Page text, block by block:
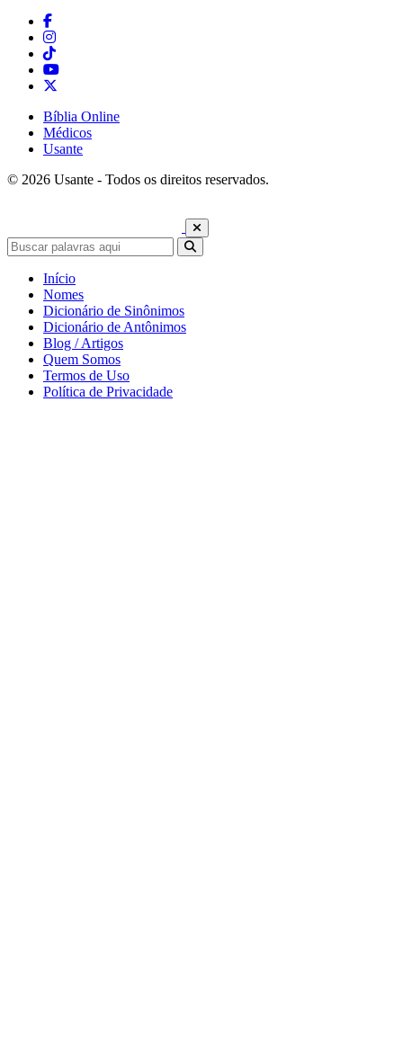
Bíblia Online
Médicos
Usante
© 2026 Usante - Todos os direitos reservados.
Início
Nomes
Dicionário de Sinônimos
Dicionário de Antônimos
Blog / Artigos
Quem Somos
Termos de Uso
Política de Privacidade